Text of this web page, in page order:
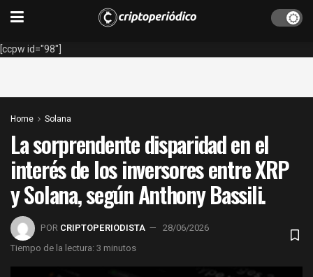
[ccpw id="98"]
Home Solana
La sorprendente disparidad en el
interés de los inversores entre XRP
y Solana, según Anthony Bassili.
POR CRIPTOPERIODISTA
28/06/2026
Tiempo de la lectura: 3 minutos